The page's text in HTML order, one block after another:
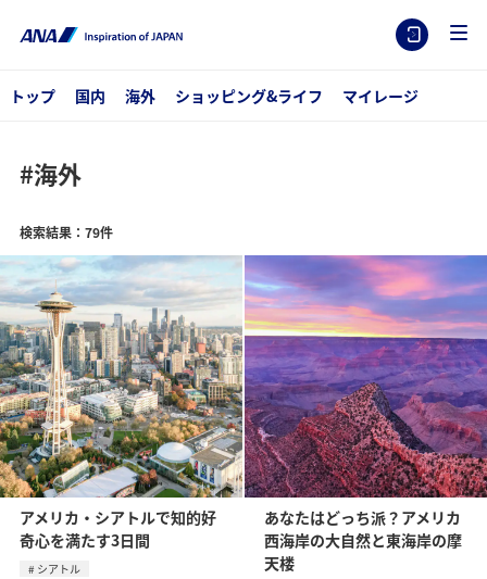
トップ 国内 海外 ショッピング&ライフ マイレージ
#海外
検索結果：79件
アメリカ・シアトルで知的好
奇心を満たす3日間
シアトル
あなたはどっち派？アメリカ
西海岸の大自然と東海岸の摩
天楼